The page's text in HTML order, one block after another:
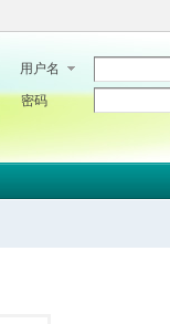
用户名
密码